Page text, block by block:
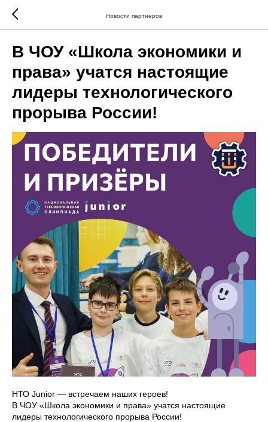
Новости партнеров
В ЧОУ «Школа экономики и
права» учатся настоящие
лидеры технологического
прорыва России!
НТО Junior — встречаем наших героев!
В ЧОУ «Школа экономики и права» учатся настоящие
лидеры технологического прорыва России!